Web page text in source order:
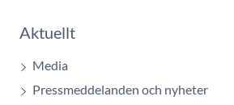
Aktuellt
Media
Pressmeddelanden och nyheter